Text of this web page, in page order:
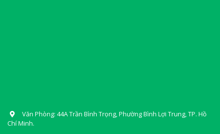
Văn Phòng: 44A Trần Bình Trọng, Phường Bình Lợi Trung, TP. Hồ
Chí Minh.